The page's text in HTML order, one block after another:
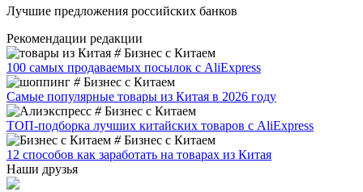
Лучшие предложения российских банков
Рекомендации редакции
# Бизнес с Китаем
100 самых продаваемых посылок с AliExpress
# Бизнес с Китаем
Самые популярные товары из Китая в 2026 году
# Бизнес с Китаем
ТОП-подборка лучших китайских товаров с AliExpress
# Бизнес с Китаем
12 способов как заработать на товарах из Китая
Наши друзья